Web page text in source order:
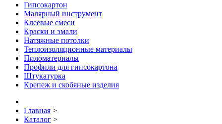
Гипсокартон
Малярный инструмент
Клеевые смеси
Краски и эмали
Натяжные потолки
Теплоизоляционные материалы
Пиломатериалы
Профили для гипсокартона
Штукатурка
Крепеж и скобяные изделия
Главная >
Каталог >